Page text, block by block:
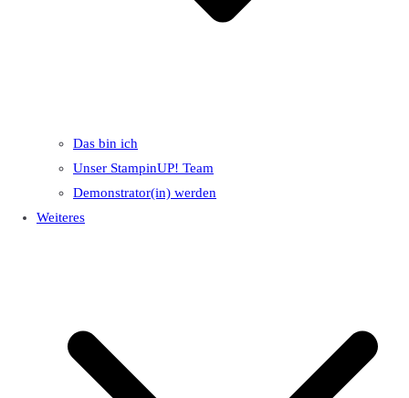
Das bin ich
Unser StampinUP! Team
Demonstrator(in) werden
Weiteres